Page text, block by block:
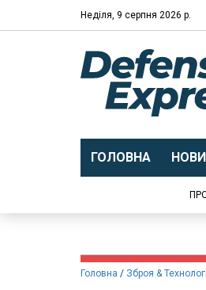
Неділя, 9 серпня 2026 р.
ГОЛОВНА
Головна Зброя &